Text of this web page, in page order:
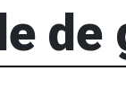
de